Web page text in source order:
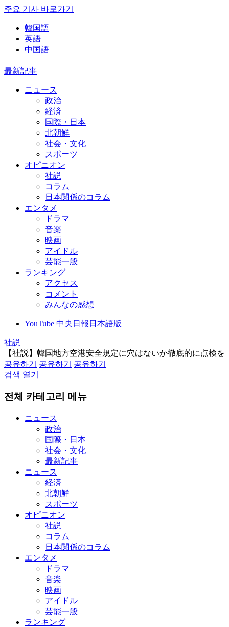
주요 기사 바로가기
韓国語
英語
中国語
最新記事
ニュース
政治
経済
国際・日本
北朝鮮
社会・文化
スポーツ
オピニオン
社説
コラム
日本関係のコラム
エンタメ
ドラマ
音楽
映画
アイドル
芸能一般
ランキング
アクセス
コメント
みんなの感想
YouTube 中央日報日本語版
社説
【社説】韓国地方空港安全規定に穴はないか徹底的に点検を
공유하기
공유하기
공유하기
검색 열기
전체 카테고리 메뉴
ニュース
政治
国際・日本
社会・文化
最新記事
ニュース
経済
北朝鮮
スポーツ
オピニオン
社説
コラム
日本関係のコラム
エンタメ
ドラマ
音楽
映画
アイドル
芸能一般
ランキング